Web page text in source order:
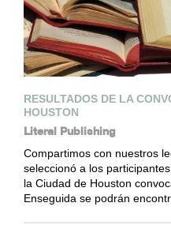
RESULTADOS DE LA
HOUSTON
Literal Publishing
Compartimos con nuestros
seleccionó a los
la Ciudad de Houston
Enseguida se podrán